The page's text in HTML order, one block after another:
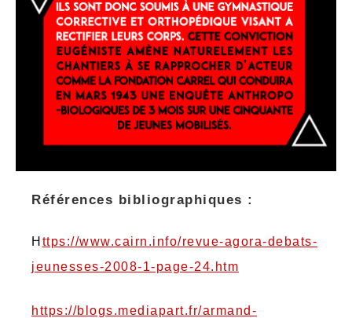
Références bibliographiques :
H ttps://www.cairn.info/revue-agora-debats-
jeunesses-2008-1-page-24.htm
https://blogs.mediapart.fr/armand-